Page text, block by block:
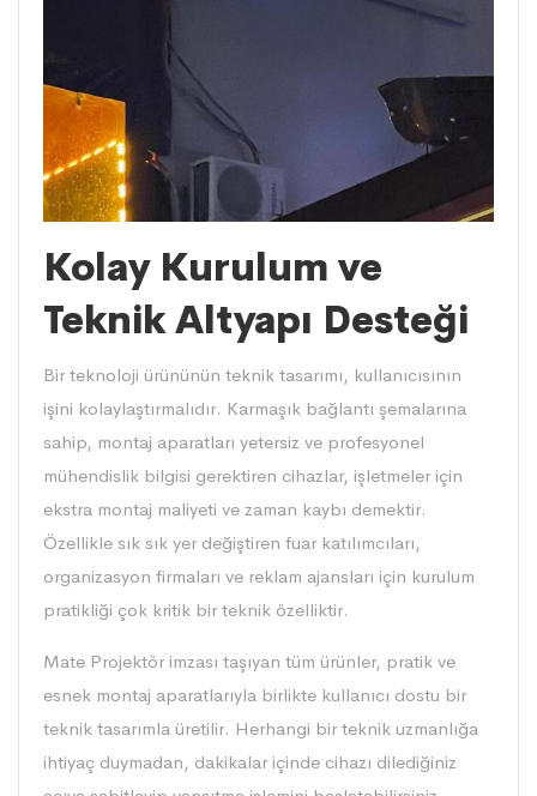
Kolay Kurulum ve
Teknik Altyapı Desteği
Bir teknoloji ürününün teknik tasarımı, kullanıcısının
işini kolaylaştırmalıdır. Karmaşık bağlantı şemalarına
sahip, montaj aparatları yetersiz ve profesyonel
mühendislik bilgisi gerektiren cihazlar, işletmeler için
ekstra montaj maliyeti ve zaman kaybı demektir.
Özellikle sık sık yer değiştiren fuar katılımcıları,
organizasyon firmaları ve reklam ajansları için kurulum
pratikliği çok kritik bir teknik özelliktir.
Mate Projektör imzası taşıyan tüm ürünler, pratik ve
esnek montaj aparatlarıyla birlikte kullanıcı dostu bir
teknik tasarımla üretilir. Herhangi bir teknik uzmanlığa
ihtiyaç duymadan, dakikalar içinde cihazı dilediğiniz